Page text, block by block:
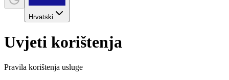
Hrvatski
Uvjeti korištenja
Pravila korištenja usluge